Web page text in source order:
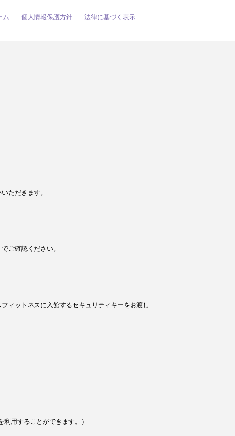
ム 個人情報保護方針 法律に基づく表示
ただきます。
ご確認ください。
ィットネスに入館するセキュリティキーをお渡し
用することができます。）